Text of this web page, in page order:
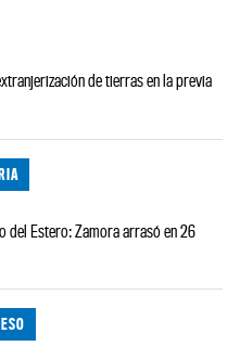
de tierras en la previa
del Estero: Zamora arrasó en 26